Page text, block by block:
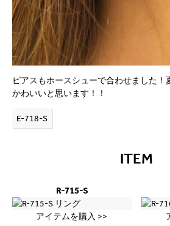
ピアスもホースシューで合わせました！
かわいいと思います！！
E-718-S
ITEM
R-715-S
アイテムを購入 >>